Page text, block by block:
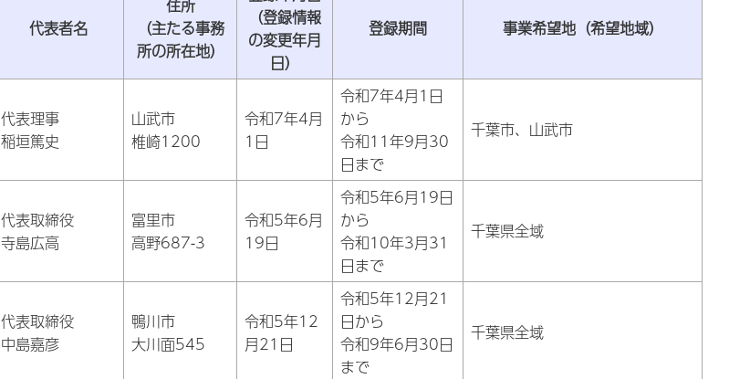
代表者名
住所
（主たる事務
所の所在地）
（登録情報
の変更年月
日）
登録期間 事業希望地（希望地域）
代表理事
稲垣篤史
山武市
椎崎1200
令和7年4月
1日
令和7年4月1日
から
令和11年9月30
日まで
千葉市、山武市
代表取締役
寺島広高
富里市
高野687-3
令和5年6月
19日
令和5年6月19日
から
令和10年3月31
日まで
千葉県全域
代表取締役
中島嘉彦
鴨川市
大川面545
令和5年12
月21日
令和5年12月21
日から
令和9年6月30日
まで
千葉県全域